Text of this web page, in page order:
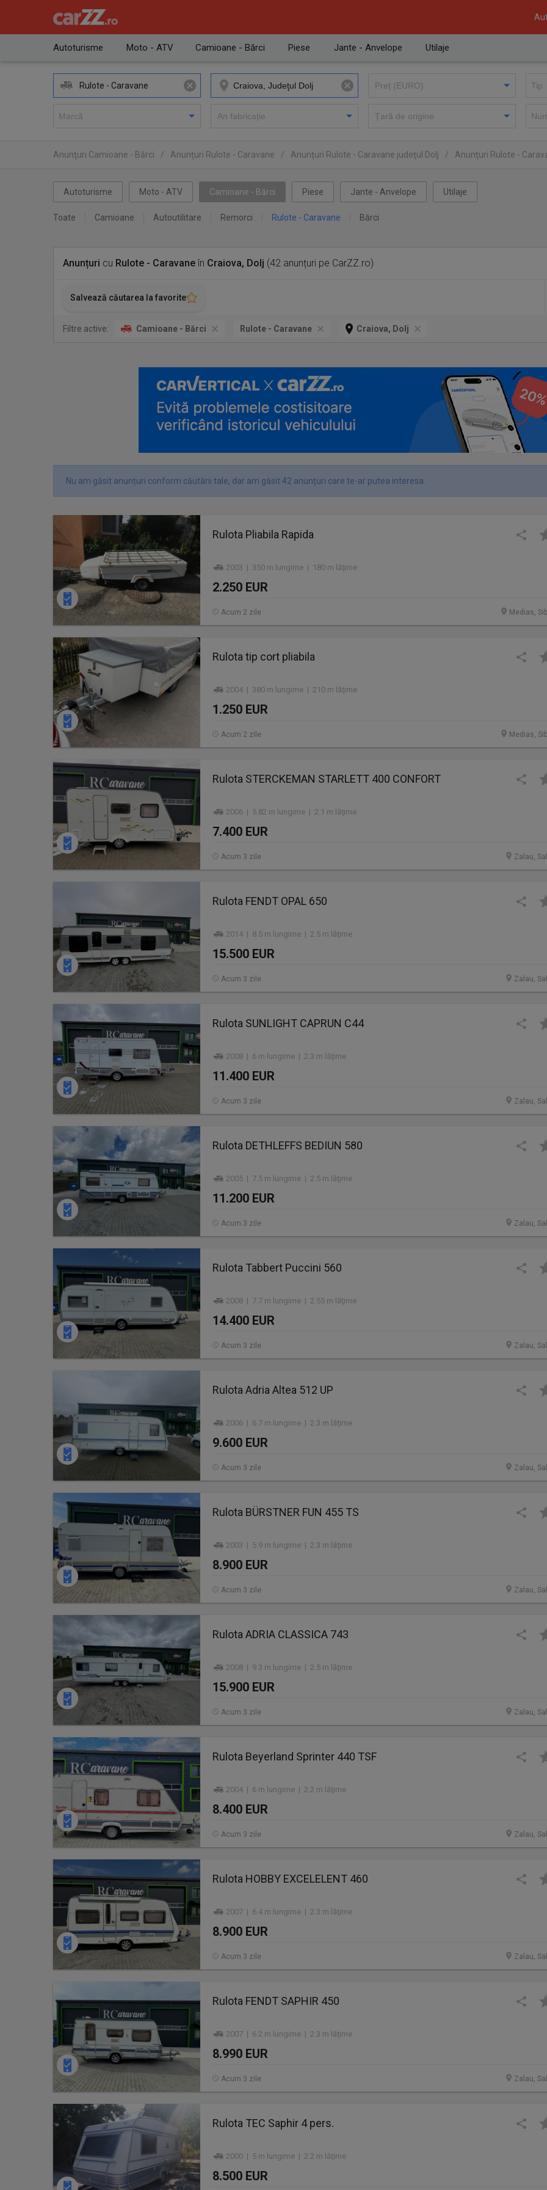
Autoturisme Moto - ATV Camioane - Bărci Piese Jante - Anvelope Utilaje
Rulote - Caravane
Anunţuri Camioane - Bărci / Anunţuri Rulote - Caravane / Anunţuri Rulote - Caravane judeţul Dolj / Anunţuri Rulote -
Autoturisme Moto - ATV Camioane - Bărci Piese Jante - Anvelope Utilaje
Toate Camioane Autoutilitare Remorci Rulote - Caravane Bărci
Anunțuri cu Rulote - Caravaneîn Craiova, Dolj (42 anunțuri pe CarZZ.ro)
Salvează căutarea la favorite
Filtre active: Camioane - Bărci Rulote - Caravane Craiova, Dolj
Nu am găsit anunțuri conform căutării tale, dar am găsit 42 anunțuri care te-ar putea interesa.
Rulota Pliabila Rapida
2003 | 350 m lungime | 180 m lăţime
2.250 EUR
Medias,
Acum 2 zile
Rulota tip cort pliabila
2004 | 380 m lungime | 210 m lăţime
1.250 EUR
Medias,
Acum 2 zile
Rulota STERCKEMAN STARLETT 400 CONFORT
2006 | 5.82 m lungime | 2.1 m lăţime
7.400 EUR
Zalau,
Acum 3 zile
Rulota FENDT OPAL 650
2014 | 8.5 m lungime | 2.5 m lăţime
15.500 EUR
Zalau,
Acum 3 zile
Rulota SUNLIGHT CAPRUN C44
2008 | 6 m lungime | 2.3 m lăţime
11.400 EUR
Zalau,
Acum 3 zile
Rulota DETHLEFFS BEDIUN 580
2005 | 7.5 m lungime | 2.5 m lăţime
11.200 EUR
Zalau,
Acum 3 zile
Rulota Tabbert Puccini 560
2008 | 7.7 m lungime | 2.55 m lăţime
14.400 EUR
Zalau,
Acum 3 zile
Rulota Adria Altea 512 UP
2006 | 6.7 m lungime | 2.3 m lăţime
9.600 EUR
Zalau,
Acum 3 zile
Rulota BÜRSTNER FUN 455 TS
2003 | 5.9 m lungime | 2.3 m lăţime
8.900 EUR
Zalau,
Acum 3 zile
Rulota ADRIA CLASSICA 743
2008 | 9.3 m lungime | 2.5 m lăţime
15.900 EUR
Zalau,
Acum 3 zile
Rulota Beyerland Sprinter 440 TSF
2004 | 6 m lungime | 2.2 m lăţime
8.400 EUR
Zalau,
Acum 3 zile
Rulota HOBBY EXCELELENT 460
2007 | 6.4 m lungime | 2.3 m lăţime
8.900 EUR
Zalau,
Acum 3 zile
Rulota FENDT SAPHIR 450
2007 | 6.2 m lungime | 2.3 m lăţime
8.990 EUR
Zalau,
Acum 3 zile
Rulota TEC Saphir 4 pers.
2000 | 5 m lungime | 2.2 m lăţime
8.500 EUR